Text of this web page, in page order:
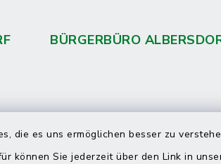
die es uns ermöglichen besser zu
können Sie jederzeit über den Link in
BÜRGERBÜRO
Erreichbarkeit per